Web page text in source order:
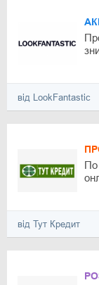
від LookFantastic
По
від Тут Кредит